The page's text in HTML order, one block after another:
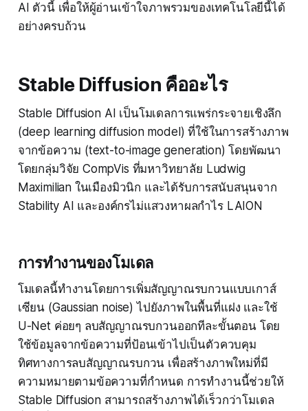
AI ตัวนี้ เพื่อให้ผู้อ่านเข้าใจภาพรวมของเทคโนโลยีนี้ได้
อย่างครบถ้วน
Stable Diffusion คืออะไร
Stable Diffusion AI เป็นโมเดลการแพร่กระจายเชิงลึก
(deep learning diffusion model) ที่ใช้ในการสร้างภาพ
จากข้อความ (text-to-image generation) โดยพัฒนา
โดยกลุ่มวิจัย CompVis ที่มหาวิทยาลัย Ludwig
Maximilian ในเมืองมิวนิก และได้รับการสนับสนุนจาก
Stability AI และองค์กรไม่แสวงหาผลกำไร LAION
การทำงานของโมเดล
โมเดลนี้ทำงานโดยการเพิ่มสัญญาณรบกวนแบบเกาส์
เซียน (Gaussian noise) ไปยังภาพในพื้นที่แฝง และใช้
U-Net ค่อยๆ ลบสัญญาณรบกวนออกทีละขั้นตอน โดย
ใช้ข้อมูลจากข้อความที่ป้อนเข้าไปเป็นตัวควบคุม
ทิศทางการลบสัญญาณรบกวน เพื่อสร้างภาพใหม่ที่มี
ความหมายตามข้อความที่กำหนด การทำงานนี้ช่วยให้
Stable Diffusion สามารถสร้างภาพได้เร็วกว่าโมเดล